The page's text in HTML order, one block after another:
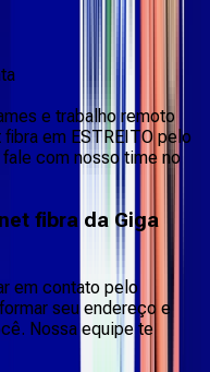
e trabalho remoto
em ESTREITO pelo
com nosso time no
fibra da Giga
em contato pelo
seu endereço e
Nossa equipe te